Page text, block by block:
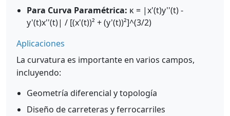
Para Curva Paramétrica: κ = |x'(t)y''(t) -
y'(t)x''(t)| / [(x'(t))² + (y'(t))²]^(3/2)
Aplicaciones
La curvatura es importante en varios campos,
incluyendo:
Geometría diferencial y topología
Diseño de carreteras y ferrocarriles